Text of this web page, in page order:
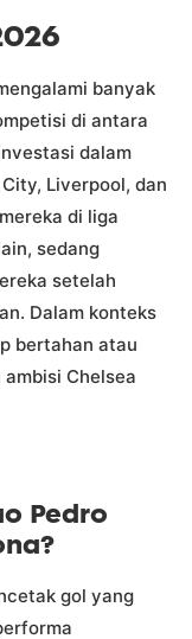
banyak
di antara
dalam
Liverpool, dan
di liga
sedang
setelah
Dalam konteks
bertahan atau
Chelsea
Pedro
gol yang